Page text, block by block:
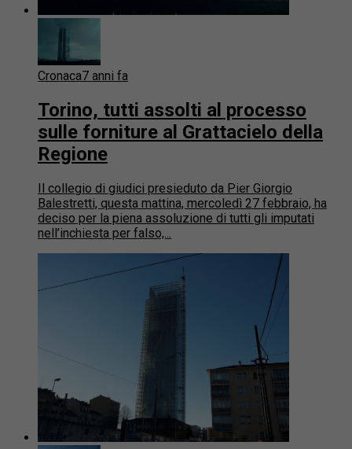
Cronaca7 anni fa
Torino, tutti assolti al processo
sulle forniture al Grattacielo della
Regione
Il collegio di giudici presieduto da Pier Giorgio
Balestretti, questa mattina, mercoledì 27 febbraio, ha
deciso per la piena assoluzione di tutti gli imputati
nell’inchiesta per falso,...